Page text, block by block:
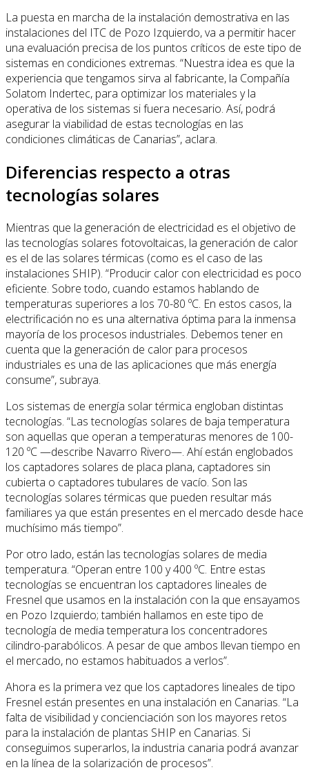
La puesta en marcha de la instalación demostrativa en las
instalaciones del ITC de Pozo Izquierdo, va a permitir hacer
una evaluación precisa de los puntos críticos de este tipo de
sistemas en condiciones extremas. “Nuestra idea es que la
experiencia que tengamos sirva al fabricante, la Compañía
Solatom Indertec, para optimizar los materiales y la
operativa de los sistemas si fuera necesario. Así, podrá
asegurar la viabilidad de estas tecnologías en las
condiciones climáticas de Canarias”, aclara.
Diferencias respecto a otras
tecnologías solares
Mientras que la generación de electricidad es el objetivo de
las tecnologías solares fotovoltaicas, la generación de calor
es el de las solares térmicas (como es el caso de las
instalaciones SHIP). “Producir calor con electricidad es poco
eficiente. Sobre todo, cuando estamos hablando de
temperaturas superiores a los 70-80 ºC. En estos casos, la
electrificación no es una alternativa óptima para la inmensa
mayoría de los procesos industriales. Debemos tener en
cuenta que la generación de calor para procesos
industriales es una de las aplicaciones que más energía
consume”, subraya.
Los sistemas de energía solar térmica engloban distintas
tecnologías. “Las tecnologías solares de baja temperatura
son aquellas que operan a temperaturas menores de 100-
120 ºC —describe Navarro Rivero—. Ahí están englobados
los captadores solares de placa plana, captadores sin
cubierta o captadores tubulares de vacío. Son las
tecnologías solares térmicas que pueden resultar más
familiares ya que están presentes en el mercado desde hace
muchísimo más tiempo”.
Por otro lado, están las tecnologías solares de media
temperatura. “Operan entre 100 y 400 ºC. Entre estas
tecnologías se encuentran los captadores lineales de
Fresnel que usamos en la instalación con la que ensayamos
en Pozo Izquierdo; también hallamos en este tipo de
tecnología de media temperatura los concentradores
cilindro-parabólicos. A pesar de que ambos llevan tiempo en
el mercado, no estamos habituados a verlos”.
Ahora es la primera vez que los captadores lineales de tipo
Fresnel están presentes en una instalación en Canarias. “La
falta de visibilidad y concienciación son los mayores retos
para la instalación de plantas SHIP en Canarias. Si
conseguimos superarlos, la industria canaria podrá avanzar
en la línea de la solarización de procesos”.